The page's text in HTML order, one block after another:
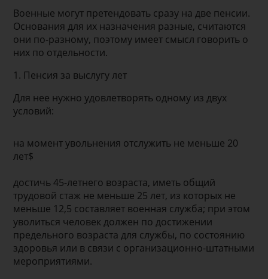
Военные могут претендовать сразу на две пенсии.
Основания для их назначения разные, считаются
они по-разному, поэтому имеет смысл говорить о
них по отдельности.
1. Пенсия за выслугу лет
Для нее нужно удовлетворять одному из двух
условий:
на момент увольнения отслужить не меньше 20
лет$
достичь 45-летнего возраста, иметь общий
трудовой стаж не меньше 25 лет, из которых не
меньше 12,5 составляет военная служба; при этом
уволиться человек должен по достижении
предельного возраста для службы, по состоянию
здоровья или в связи с организационно-штатными
мероприятиями.